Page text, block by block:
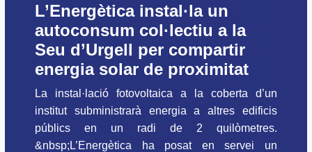
L’Energètica instal·la un
autoconsum col·lectiu a la
Seu d’Urgell per compartir
energia solar de proximitat
La instal·lació fotovoltaica a la coberta d’un
institut subministrarà energia a altres edificis
públics en un radi de 2 quilòmetres.
&nbsp;L’Energètica ha posat en servei un